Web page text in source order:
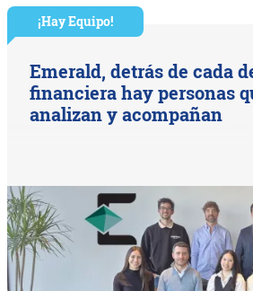
¡Hay Equipo!
Emerald, detrás de cada
financiera hay personas
analizan y acompañan